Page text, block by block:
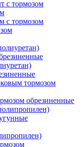
с тормозом
с тормозом
тормозом
обрезиненные